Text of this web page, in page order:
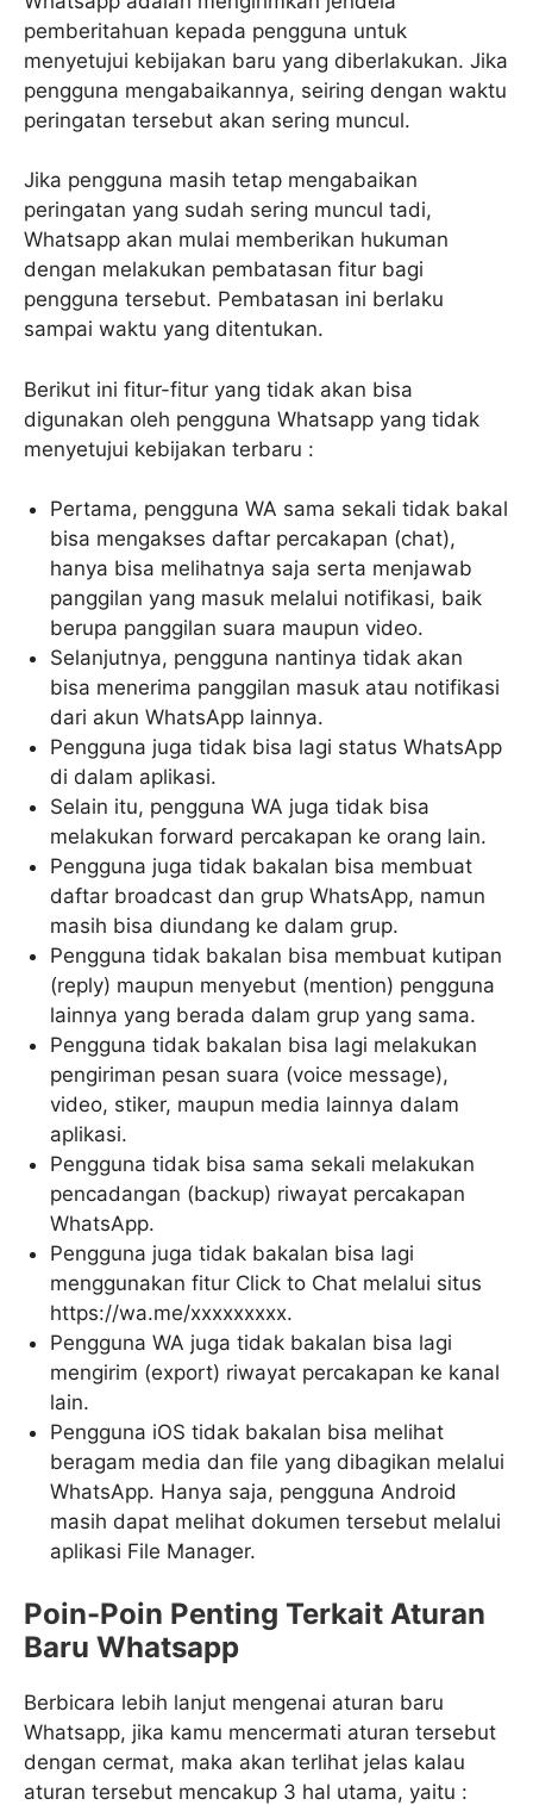
pemberitahuan kepada pengguna untuk
menyetujui kebijakan baru yang diberlakukan. Jika
pengguna mengabaikannya, seiring dengan waktu
peringatan tersebut akan sering muncul.
Jika pengguna masih tetap mengabaikan
peringatan yang sudah sering muncul tadi,
Whatsapp akan mulai memberikan hukuman
dengan melakukan pembatasan fitur bagi
pengguna tersebut. Pembatasan ini berlaku
sampai waktu yang ditentukan.
Berikut ini fitur-fitur yang tidak akan bisa
digunakan oleh pengguna Whatsapp yang tidak
menyetujui kebijakan terbaru :
Pertama, pengguna WA sama sekali tidak bakal
bisa mengakses daftar percakapan (chat),
hanya bisa melihatnya saja serta menjawab
panggilan yang masuk melalui notifikasi, baik
berupa panggilan suara maupun video.
Selanjutnya, pengguna nantinya tidak akan
bisa menerima panggilan masuk atau notifikasi
dari akun WhatsApp lainnya.
Pengguna juga tidak bisa lagi status WhatsApp
di dalam aplikasi.
Selain itu, pengguna WA juga tidak bisa
melakukan forward percakapan ke orang lain.
Pengguna juga tidak bakalan bisa membuat
daftar broadcast dan grup WhatsApp, namun
masih bisa diundang ke dalam grup.
Pengguna tidak bakalan bisa membuat kutipan
(reply) maupun menyebut (mention) pengguna
lainnya yang berada dalam grup yang sama.
Pengguna tidak bakalan bisa lagi melakukan
pengiriman pesan suara (voice message),
video, stiker, maupun media lainnya dalam
aplikasi.
Pengguna tidak bisa sama sekali melakukan
pencadangan (backup) riwayat percakapan
WhatsApp.
Pengguna juga tidak bakalan bisa lagi
menggunakan fitur Click to Chat melalui situs
https://wa.me/xxxxxxxxx.
Pengguna WA juga tidak bakalan bisa lagi
mengirim (export) riwayat percakapan ke kanal
lain.
Pengguna iOS tidak bakalan bisa melihat
beragam media dan file yang dibagikan melalui
WhatsApp. Hanya saja, pengguna Android
masih dapat melihat dokumen tersebut melalui
aplikasi File Manager.
Poin-Poin Penting Terkait Aturan
Baru Whatsapp
Berbicara lebih lanjut mengenai aturan baru
Whatsapp, jika kamu mencermati aturan tersebut
dengan cermat, maka akan terlihat jelas kalau
aturan tersebut mencakup 3 hal utama, yaitu :